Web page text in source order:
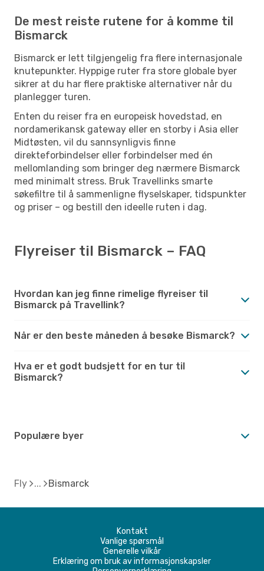
De mest reiste rutene for å komme til
Bismarck
Bismarck er lett tilgjengelig fra flere internasjonale
knutepunkter. Hyppige ruter fra store globale byer
sikrer at du har flere praktiske alternativer når du
planlegger turen.
Enten du reiser fra en europeisk hovedstad, en
nordamerikansk gateway eller en storby i Asia eller
Midtøsten, vil du sannsynligvis finne
direkteforbindelser eller forbindelser med én
mellomlanding som bringer deg nærmere Bismarck
med minimalt stress. Bruk Travellinks smarte
søkefiltre til å sammenligne flyselskaper, tidspunkter
og priser – og bestill den ideelle ruten i dag.
Flyreiser til Bismarck – FAQ
Hvordan kan jeg finne rimelige flyreiser til
Bismarck på Travellink?
Når er den beste måneden å besøke Bismarck?
Hva er et godt budsjett for en tur til
Bismarck?
Populære byer
Fly Bismarck
Kontakt
Vanlige spørsmål
Generelle vilkår
Erklæring om bruk av informasjonskapsler